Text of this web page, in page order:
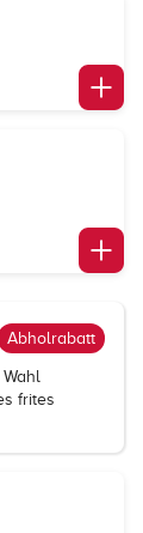
Abholrabatt
frites